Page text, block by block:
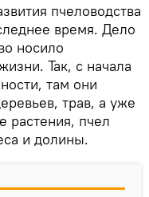
пчеловодства
время. Дело
носило
Так, с начала
там они
трав, а уже
растения, пчел
и долины.